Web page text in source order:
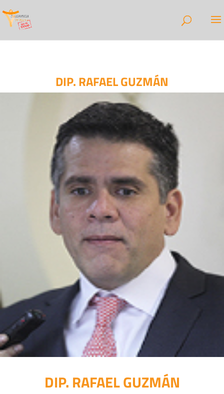
DIP. RAFAEL GUZMÁN
DIP. RAFAEL GUZMÁN